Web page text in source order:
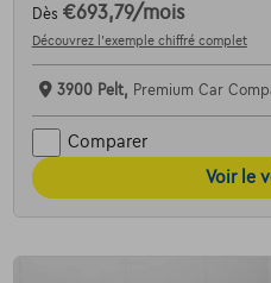
Dès €693,79/mois
Découvrez l’exemple chiffré complet
3900 Pelt, Premium Car
Comparer
Voir le